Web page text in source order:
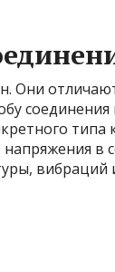
Они
типа
в
вибраций